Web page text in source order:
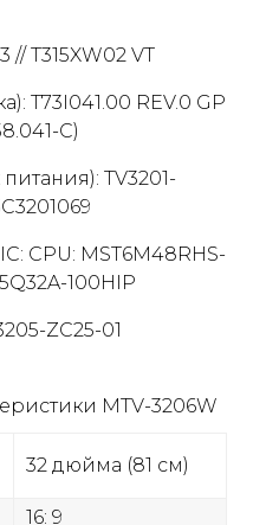
// T315XW02 VT
T73I041.00 REV.0 GP
C)
TV3201-
CPU: MST6M48RHS-
100HIP
ZC25-01
MTV-3206W
32 дюйма (81 см)
16: 9